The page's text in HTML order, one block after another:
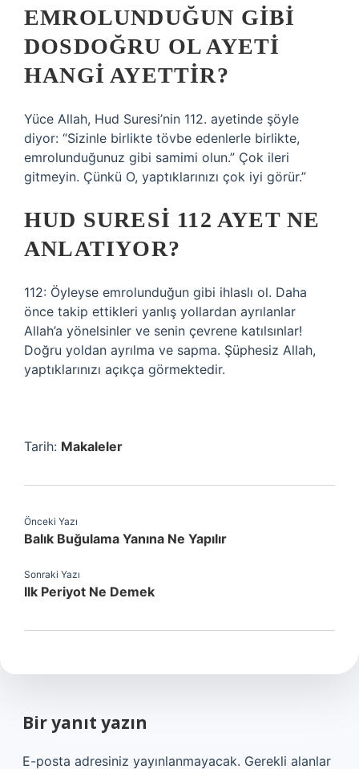
EMROLUNDUĞUN GIBI
DOSDOĞRU OL AYETI
HANGI AYETTIR?
Yüce Allah, Hud Suresi’nin 112. ayetinde şöyle
diyor: “Sizinle birlikte tövbe edenlerle birlikte,
emrolunduğunuz gibi samimi olun.” Çok ileri
gitmeyin. Çünkü O, yaptıklarınızı çok iyi görür.”
HUD SURESI 112 AYET NE
ANLATIYOR?
112: Öyleyse emrolunduğun gibi ihlaslı ol. Daha
önce takip ettikleri yanlış yollardan ayrılanlar
Allah’a yönelsinler ve senin çevrene katılsınlar!
Doğru yoldan ayrılma ve sapma. Şüphesiz Allah,
yaptıklarınızı açıkça görmektedir.
Tarih: Makaleler
Önceki Yazı
Balık Buğulama Yanına Ne Yapılır
Sonraki Yazı
Ilk Periyot Ne Demek
Bir yanıt yazın
E-posta adresiniz yayınlanmayacak. Gerekli alanlar